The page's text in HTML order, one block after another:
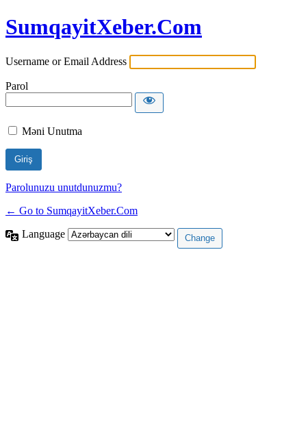
SumqayitXeber.Com
Username or Email Address
Parol
Məni Unutma
Parolunuzu unutdunuzmu?
← Go to SumqayitXeber.Com
Language